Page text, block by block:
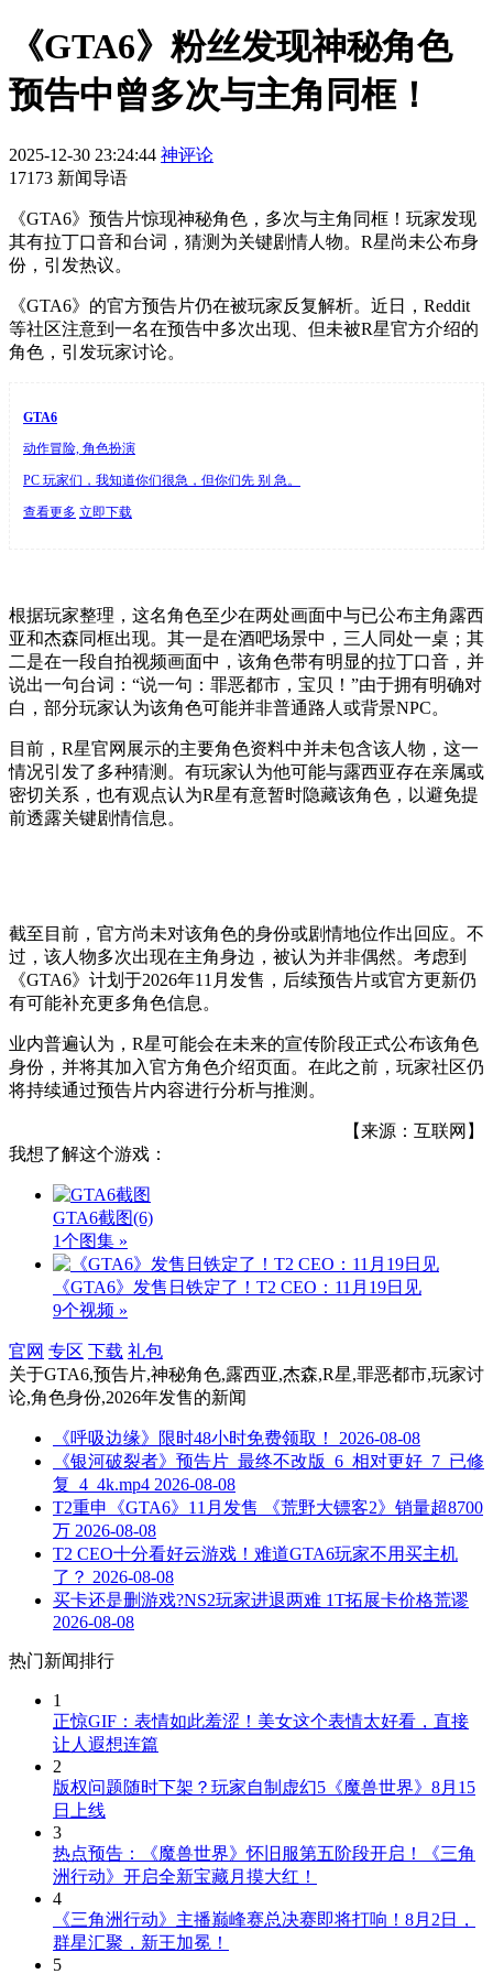
《GTA6》粉丝发现神秘角色
预告中曾多次与主角同框！
2025-12-30 23:24:44 神评论
17173 新闻导语
《GTA6》预告片惊现神秘角色，多次与主角同框！玩家发现
其有拉丁口音和台词，猜测为关键剧情人物。R星尚未公布身
份，引发热议。
《GTA6》的官方预告片仍在被玩家反复解析。近日，Reddit
等社区注意到一名在预告中多次出现、但未被R星官方介绍的
角色，引发玩家讨论。
GTA6
动作冒险, 角色扮演
PC 玩家们，我知道你们很急，但你们先 别 急。
查看更多 立即下载
根据玩家整理，这名角色至少在两处画面中与已公布主角露西
亚和杰森同框出现。其一是在酒吧场景中，三人同处一桌；其
二是在一段自拍视频画面中，该角色带有明显的拉丁口音，并
说出一句台词：“说一句：罪恶都市，宝贝！”由于拥有明确对
白，部分玩家认为该角色可能并非普通路人或背景NPC。
目前，R星官网展示的主要角色资料中并未包含该人物，这一
情况引发了多种猜测。有玩家认为他可能与露西亚存在亲属或
密切关系，也有观点认为R星有意暂时隐藏该角色，以避免提
前透露关键剧情信息。
截至目前，官方尚未对该角色的身份或剧情地位作出回应。不
过，该人物多次出现在主角身边，被认为并非偶然。考虑到
《GTA6》计划于2026年11月发售，后续预告片或官方更新仍
有可能补充更多角色信息。
业内普遍认为，R星可能会在未来的宣传阶段正式公布该角色
身份，并将其加入官方角色介绍页面。在此之前，玩家社区仍
将持续通过预告片内容进行分析与推测。
【来源：互联网】
我想了解这个游戏：
GTA6截图(6)
1个图集 »
《GTA6》发售日铁定了！T2 CEO：11月19日见
9个视频 »
官网 专区 下载 礼包
关于GTA6,预告片,神秘角色,露西亚,杰森,R星,罪恶都市,玩家讨
论,角色身份,2026年发售的新闻
《呼吸边缘》限时48小时免费领取！
2026-08-08
《银河破裂者》预告片_最终不改版_6_相对更好_7_已修
复_4_4k.mp4 2026-08-08
T2重申《GTA6》11月发售 《荒野大镖客2》销量超8700
万 2026-08-08
T2 CEO十分看好云游戏！难道GTA6玩家不用买主机
了？ 2026-08-08
买卡还是删游戏?NS2玩家进退两难 1T拓展卡价格荒谬
2026-08-08
热门新闻排行
1
正惊GIF：表情如此羞涩！美女这个表情太好看，直接
让人遐想连篇
2
版权问题随时下架？玩家自制虚幻5《魔兽世界》8月15
日上线
3
热点预告：《魔兽世界》怀旧服第五阶段开启！《三角
洲行动》开启全新宝藏月摸大红！
4
《三角洲行动》主播巅峰赛总决赛即将打响！8月2日，
群星汇聚，新王加冕！
5